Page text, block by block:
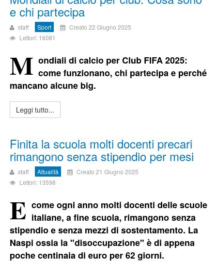
e chi partecipa
staff Sport
Creato 22 Giugno 2025
Lettori: 16081
M ondiali di calcio per Club FIFA 2025:
come funzionano, chi partecipa e perché
mancano alcune big.
Leggi tutto...
Finita la scuola molti docenti precari
rimangono senza stipendio per mesi
staff Attualità
Creato 21 Giugno 2025
Lettori: 13598
E come ogni anno molti docenti delle scuole
italiane, a fine scuola, rimangono senza
stipendio e senza mezzi di sostentamento. La
Naspi ossia la "disoccupazione" è di appena
poche centinaia di euro per 62 giorni.